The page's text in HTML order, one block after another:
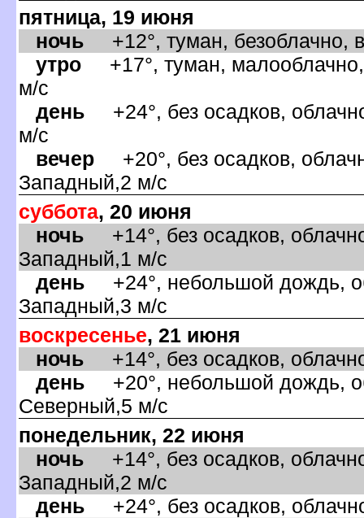
пятница, 19 июня
ночь +12°, туман, безоблачно,
утро +17°, туман,
м/с
день +24°, без осадков,
м/с
ечер +20°, без осадков,
Западный,2 м/с
суббота, 20 июня
ночь +14°, без осадков,
Западный,1 м/с
день +24°, небольшой дождь,
Западный,3 м/с
оскресенье, 21 июня
ночь +14°, без осадков,
день +20°, небольшой дождь,
Северный,5 м/с
понедельник, 22 июня
ночь +14°, без осадков,
Западный,2 м/с
день +24°, без осадков,